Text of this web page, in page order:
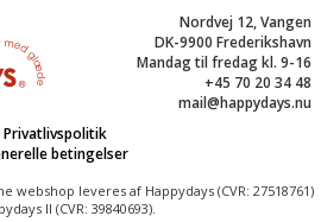
Nordvej 12, Vangen
DK-9900 Frederikshavn
Mandag til fredag kl. 9-16
+45 70 20 34 48
mail@happydays.nu
Privatlivspolitik
betingelser
webshop leveres af Happydays (CVR: 27518761)
II (CVR: 39840693).